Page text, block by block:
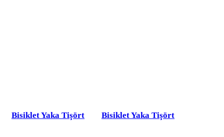
Bisiklet Yaka Tişört Bisiklet Yaka Tişört